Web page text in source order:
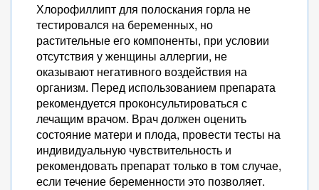
Хлорофиллипт для полоскания горла не
тестировался на беременных, но
растительные его компоненты, при условии
отсутствия у женщины аллергии, не
оказывают негативного воздействия на
организм. Перед использованием препарата
рекомендуется проконсультироваться с
лечащим врачом. Врач должен оценить
состояние матери и плода, провести тесты на
индивидуальную чувствительность и
рекомендовать препарат только в том случае,
если течение беременности это позволяет.